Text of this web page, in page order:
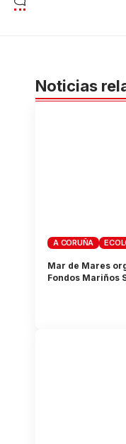
Noticias
A CORUÑA
Mar de Mares
Fondos Mariños